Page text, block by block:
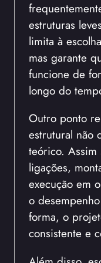
estruturas
limita à
mas garante
funcione de
longo do
Outro ponto
estrutural não
teórico. Assim
ligações,
execução em
o
forma, o
consistente e